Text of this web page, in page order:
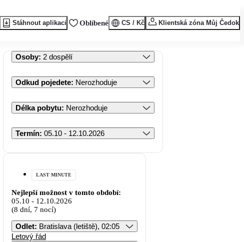
Stáhnout aplikaci Oblíbené CS / Kč Klientská zóna Můj Čedok
Osoby: 2 dospělí
Odkud pojedete: Nerozhoduje
Délka pobytu: Nerozhoduje
Termín: 05.10 - 12.10.2026
LAST MINUTE
Nejlepší možnost v tomto období:
05.10 - 12.10.2026
(8 dní, 7 nocí)
Odlet: Bratislava (letiště), 02:05
Letový řád